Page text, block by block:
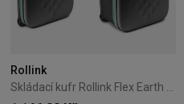
Rollink
Skládací kufr Rollink Flex Earth 55 cm Summer Mint